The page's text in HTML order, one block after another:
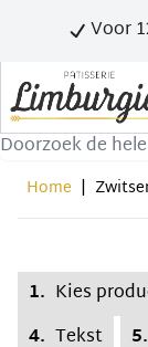
Voor
Zoek
Home |
1. Kies
4. Tekst 5.